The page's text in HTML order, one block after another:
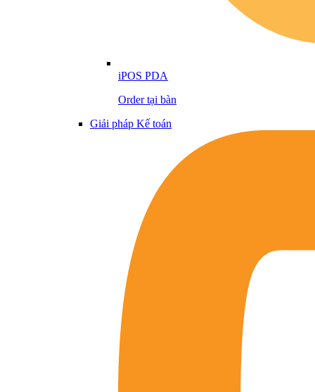
iPOS PDA
Order tại bàn
Giải pháp Kế toán